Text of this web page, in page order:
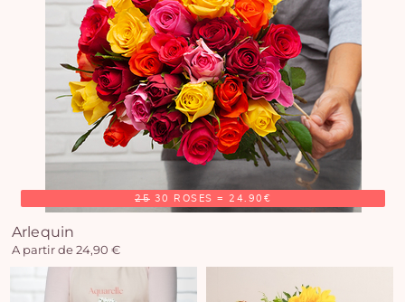
25 30 ROSES = 24.90€
Arlequin
A partir de 24,90 €